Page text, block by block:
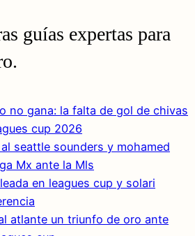
guías expertas para
no gana: la falta de gol de chivas
cup 2026
seattle sounders y mohamed
Mx ante la Mls
en leagues cup y solari
atlante un triunfo de oro ante